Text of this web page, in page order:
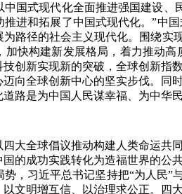
式现代化全面推进强国建设、
进和拓展了中国式现代化。”中
路径的社会主义现代化。围绕
快构建新发展格局，着力推动
创新实现新的突破，全球创新
向全球创新中心的坚实步伐。
路是为中国人民谋幸福、为中华
全球倡议推动构建人类命运共
的成功实践转化为造福世界的
，习近平总书记坚持把“为人民”
文明增互信、以治理求公正。